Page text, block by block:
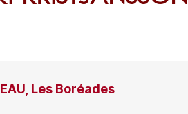
Les Boréades